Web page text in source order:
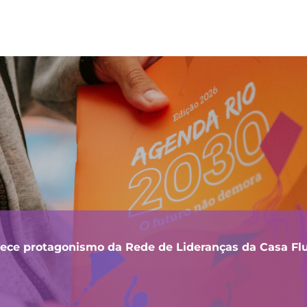
protagonismo da Rede de Lideranças da Casa